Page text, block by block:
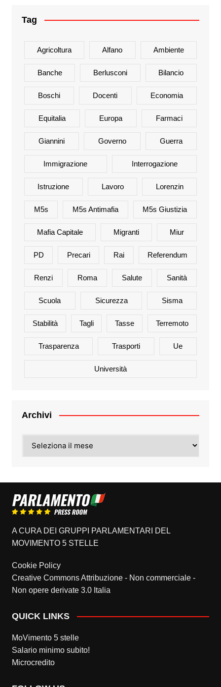
Tag
Agricoltura Alfano Ambiente
Banche Berlusconi Bilancio
Boschi Docenti Economia
Equitalia Europa Farmaci
Giannini Governo Guerra
Immigrazione Interrogazione
Istruzione Lavoro Lorenzin
M5s M5s Antimafia M5s Giustizia
Mafia Capitale Migranti Miur
PD Precari Rai Referendum
Renzi Roma Salute Sanità
Scuola Sicurezza Sisma
Stabilità Tagli Tasse Terremoto
Trasparenza Trasporti Ue
Università
Archivi
A CURA DEI GRUPPI PARLAMENTARI DEL
MOVIMENTO 5 STELLE
Cookie Policy
Creative Commons Attribuzione - Non commerciale -
Non opere derivate 3.0 Italia
QUICK LINKS
MoVimento 5 stelle
Salario minimo subito!
Microcredito